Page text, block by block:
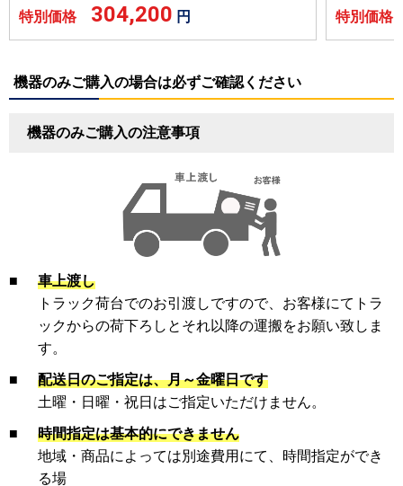
特別価格 304,200 円
特別価
機器のみご購入の場合は必ずご確認ください
機器のみご購入の注意事項
■
車上渡し
トラック荷台でのお引渡しですので、お客様にてトラ
ックからの荷下ろしとそれ以降の運搬をお願い致しま
す。
■
配送日のご指定は、月～金曜日です
土曜・日曜・祝日はご指定いただけません。
■
時間指定は基本的にできません
地域・商品によっては別途費用にて、時間指定ができ
る場